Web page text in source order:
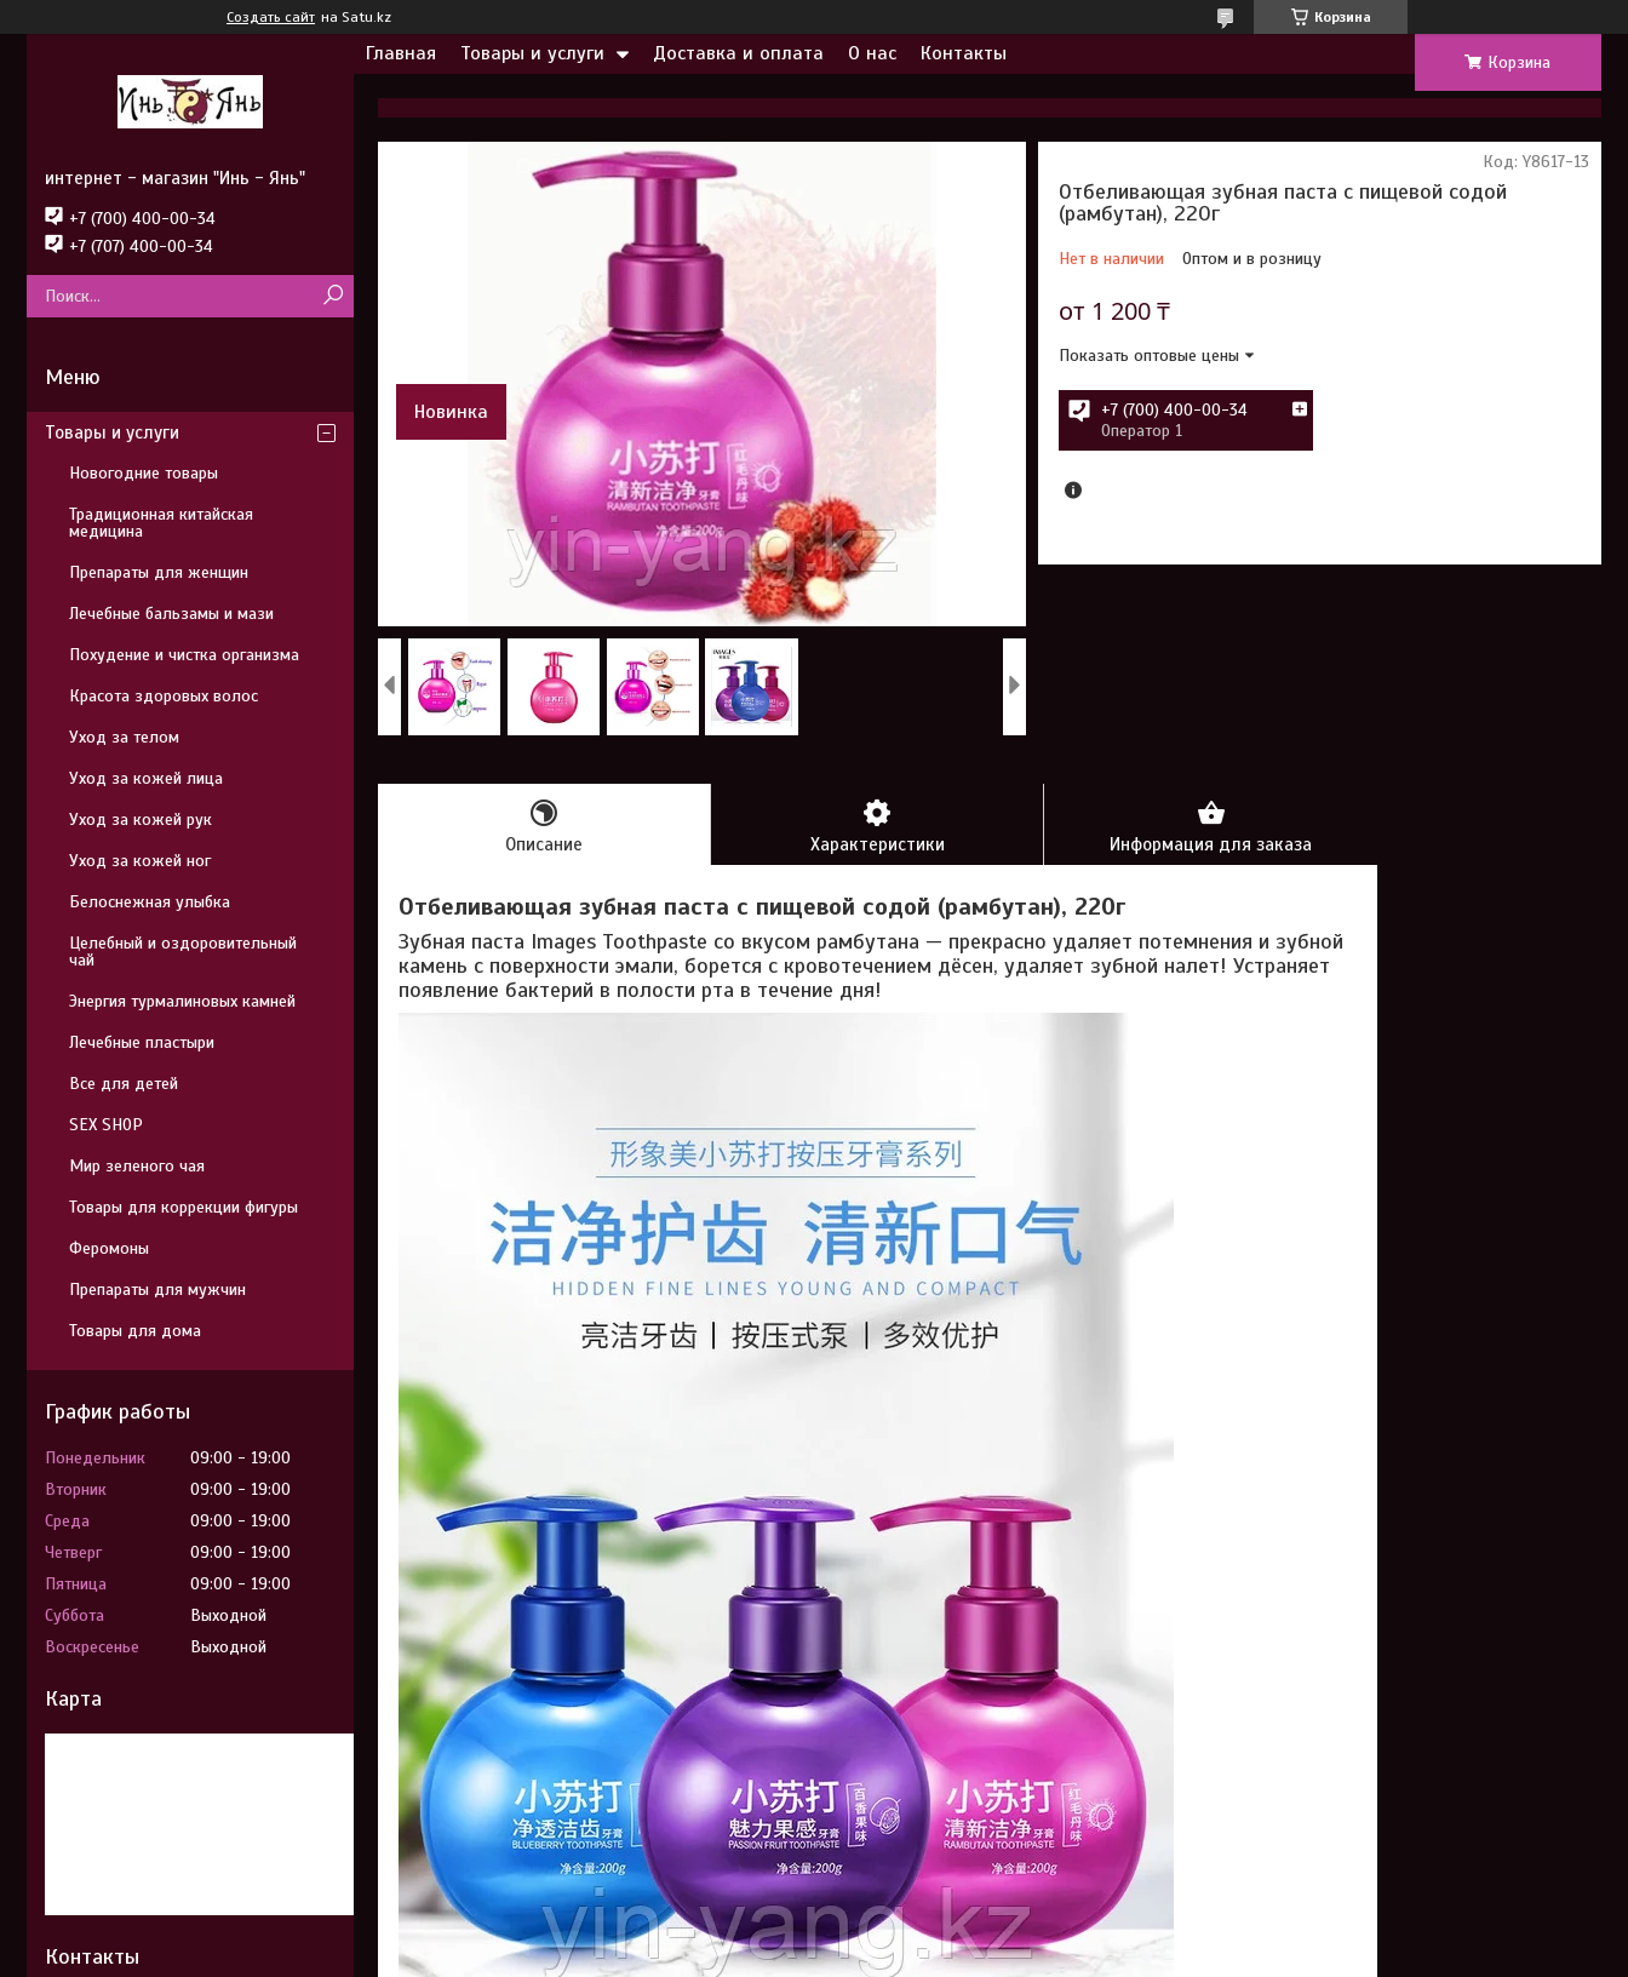
Создать сайт на Satu.kz Корзина
Главная Товары и услуги Доставка и оплата О нас Контакты Корзина
Новинка
Отбеливающая зубная паста с пищевой содой
(рамбутан), 220г
Нет в наличии Оптом и в розницу
Код: Y8617-13
от 1 200 ₸
Показать оптовые цены
+7 (700) 400-00-34
Оператор 1
Описание Характеристики Информация для заказа
Отбеливающая зубная паста с пищевой содой (рамбутан), 220г
Зубная паста Images Toothpaste со вкусом рамбутана — прекрасно удаляет потемнения и зубной
камень с поверхности эмали, борется с кровотечением дёсен, удаляет зубной налет! Устраняет
появление бактерий в полости рта в течение дня!
интернет - магазин "Инь - Янь"
+7 (700) 400-00-34
+7 (707) 400-00-34
Товары и услуги
Новогодние товары
Традиционная китайская
медицина
Препараты для женщин
Лечебные бальзамы и мази
Похудение и чистка организма
Красота здоровых волос
Уход за телом
Уход за кожей лица
Уход за кожей рук
Уход за кожей ног
Белоснежная улыбка
Целебный и оздоровительный
чай
Энергия турмалиновых камней
Лечебные пластыри
Все для детей
SEX SHOP
Мир зеленого чая
Товары для коррекции фигуры
Феромоны
Препараты для мужчин
Товары для дома
График работы
Понедельник 09:00
19:00
Вторник
09:00
19:00
Среда
09:00
19:00
Четверг
09:00
19:00
Пятница
09:00
19:00
Суббота
Выходной
Воскресенье
Выходной
Карта
Контакты